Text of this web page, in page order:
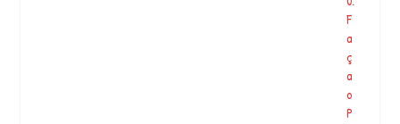
F
a
ç
a
o
P